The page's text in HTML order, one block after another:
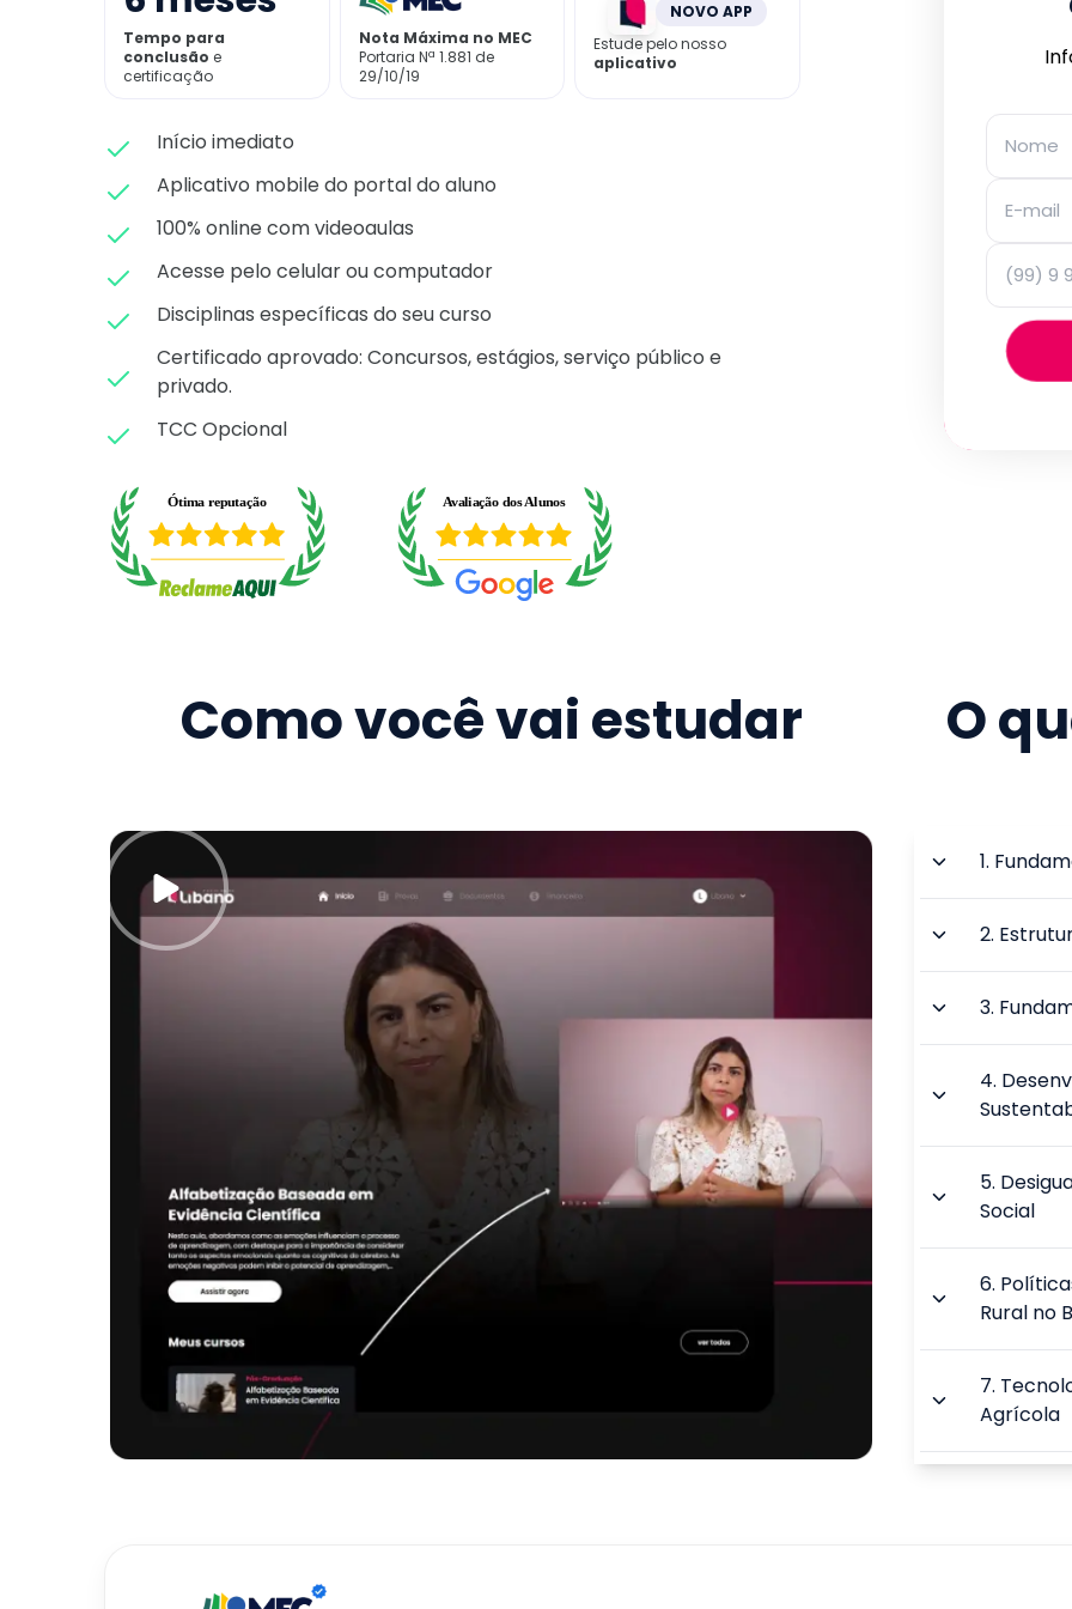
Tempo para
conclusão e
certificação
Nota Máxima no MEC
Portaria Nª 1.881 de
29/10/19
NOVO APP
Estude pelo nosso
aplicativo
Início imediato
Aplicativo mobile do portal do aluno
100% online com videoaulas
Acesse pelo celular ou computador
Disciplinas específicas do seu curso
Certificado aprovado: Concursos, estágios, serviço público e
privado.
TCC Opcional
Como você vai estudar O
1.
2.
3.
4.
5.
Social
6.
Rural no
7.
Agrícola